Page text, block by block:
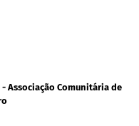
- Associação Comunitária de